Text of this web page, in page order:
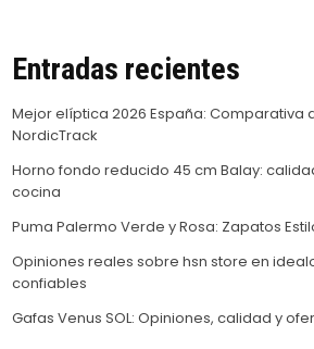
Entradas recientes
Mejor elíptica 2026 España: Comparativa
NordicTrack
Horno fondo reducido 45 cm Balay:
cocina
Puma Palermo Verde y Rosa: Zapatos
Opiniones reales sobre hsn store en
confiables
Gafas Venus SOL: Opiniones, calidad y